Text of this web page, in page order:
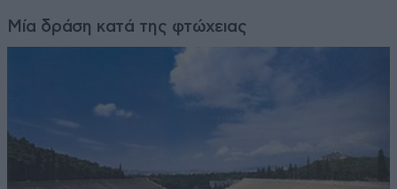
Μία δράση κατά της φτώχειας